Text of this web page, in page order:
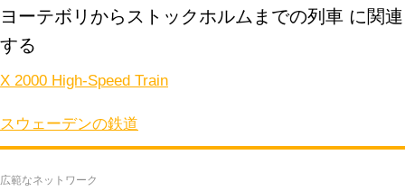
ヨーテボリからストックホルムまでの列車 に関連
する
X 2000 High-Speed Train
スウェーデンの鉄道
広範なネットワーク